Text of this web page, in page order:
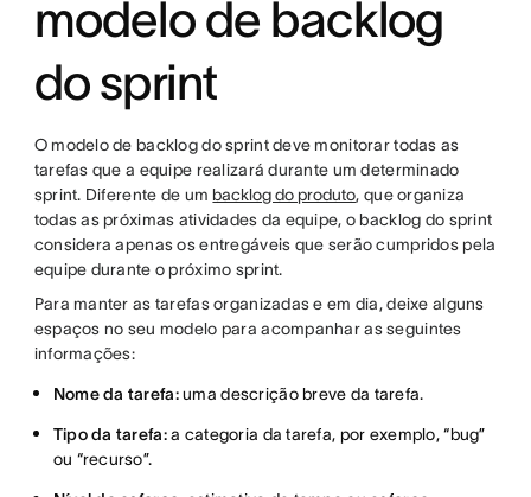
modelo de backlog
do sprint
O modelo de backlog do sprint deve monitorar todas as
tarefas que a equipe realizará durante um determinado
sprint. Diferente de um backlog do produto, que organiza
todas as próximas atividades da equipe, o backlog do sprint
considera apenas os entregáveis que serão cumpridos pela
equipe durante o próximo sprint.
Para manter as tarefas organizadas e em dia, deixe alguns
espaços no seu modelo para acompanhar as seguintes
informações:
Nome da tarefa:uma descrição breve da tarefa.
Tipo da tarefa:a categoria da tarefa, por exemplo, “bug”
ou “recurso”.